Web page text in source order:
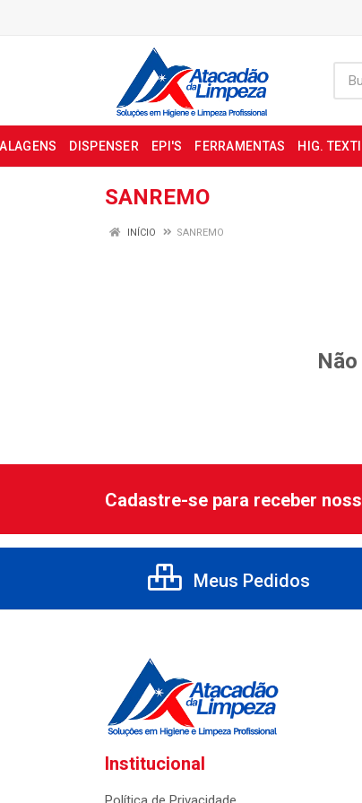
DISPENSER EPI'S FERRAMENTAS HIG.
SANREMO
INÍCIO SANREMO
Cadastre-se para receber
Meus Pedidos
Institucional